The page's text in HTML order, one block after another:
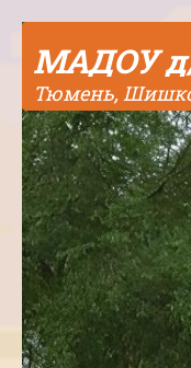
МАДОУ
Тюмень,